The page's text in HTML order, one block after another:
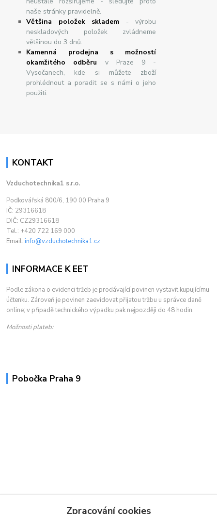
naše stránky pravidelně.
Většina položek skladem - výrobu
neskladových položek zvládneme
většinou do 3 dnů.
Kamenná prodejna s možností
okamžitého odběru v Praze 9 -
Vysočanech, kde si můžete zboží
prohlédnout a poradit se s námi o jeho
použití.
KONTAKT
Vzduchotechnika1 s.r.o.
Podkovářská 800/6, 190 00 Praha 9
IČ: 29316618
DIČ: CZ29316618
Tel.: +420 722 169 000
Email:info@vzduchotechnika1.cz
INFORMACE K EET
Podle zákona o evidenci tržeb je prodávající povinen vystavit kupujícímu
účtenku. Zároveň je povinen zaevidovat přijatou tržbu u správce daně
online; v případě technického výpadku pak nejpozději do 48 hodin.
Možnosti plateb:
Pobočka Praha 9
Zpracování cookies